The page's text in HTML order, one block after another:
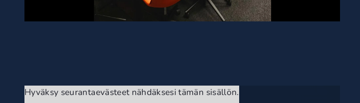
Hyväksy seurantaevästeet nähdäksesi tämän sisällön.